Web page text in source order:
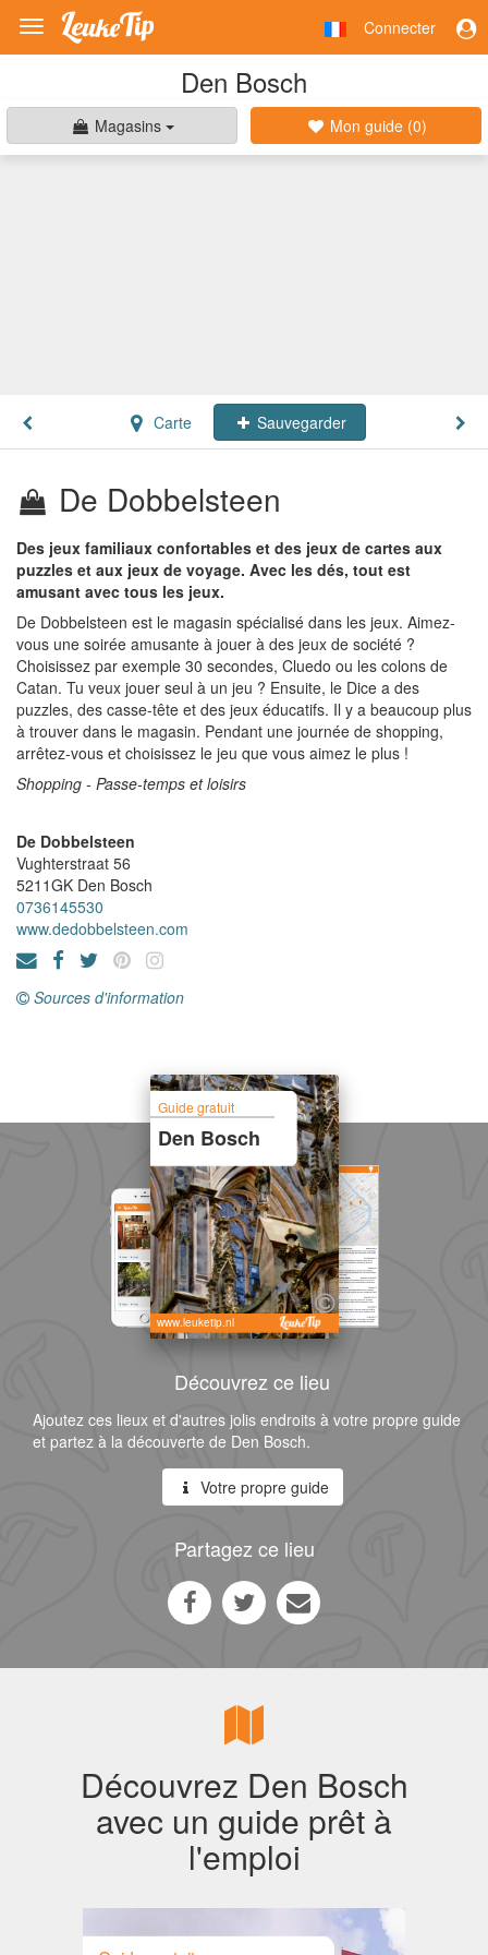
Toggle
navigation
Connecter
Den Bosch
Magasins Mon guide (0)
Carte Sauvegarder
De Dobbelsteen
Des jeux familiaux confortables et des jeux de cartes aux
puzzles et aux jeux de voyage. Avec les dés, tout est
amusant avec tous les jeux.
De Dobbelsteen est le magasin spécialisé dans les jeux. Aimez-
vous une soirée amusante à jouer à des jeux de société ?
Choisissez par exemple 30 secondes, Cluedo ou les colons de
Catan. Tu veux jouer seul à un jeu ? Ensuite, le Dice a des
puzzles, des casse-tête et des jeux éducatifs. Il y a beaucoup plus
à trouver dans le magasin. Pendant une journée de shopping,
arrêtez-vous et choisissez le jeu que vous aimez le plus !
Shopping - Passe-temps et loisirs
De Dobbelsteen
Vughterstraat 56
5211GK Den Bosch
0736145530
www.dedobbelsteen.com
Sources d'information
Guide gratuit
Den Bosch
www.leuketip.nl
Découvrez ce lieu
Ajoutez ces lieux et d'autres jolis endroits à votre propre guide
et partez à la découverte de Den Bosch.
Votre propre guide
Partagez ce lieu
Découvrez Den Bosch
avec un guide prêt à
l'emploi